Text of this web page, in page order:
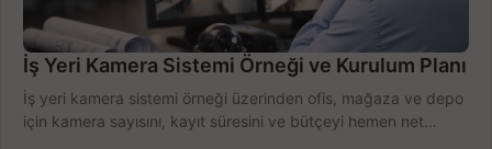
İş Yeri Kamera Sistemi Örneği ve Kurulum Planı
İş yeri kamera sistemi örneği üzerinden ofis, mağaza ve depo
için kamera sayısını, kayıt süresini ve bütçeyi hemen net